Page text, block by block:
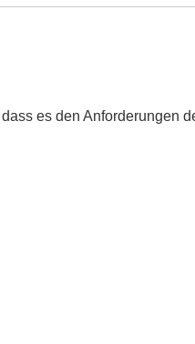
es den Anforderungen